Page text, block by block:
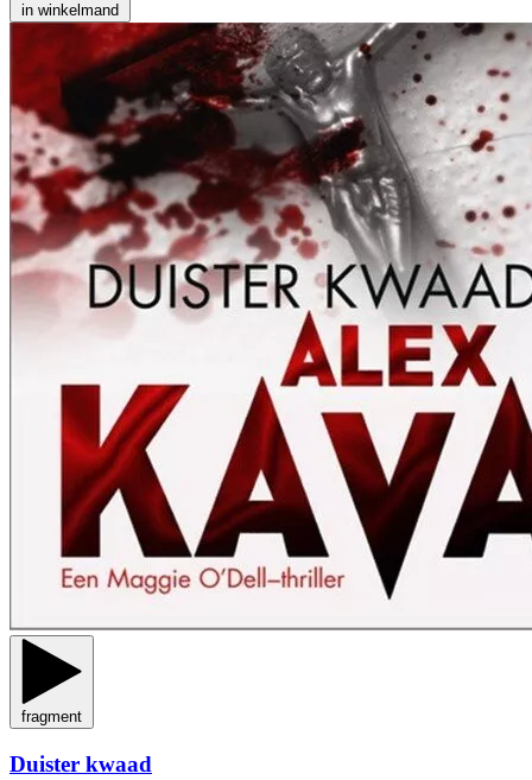
in winkelmand
fragment
Duister kwaad